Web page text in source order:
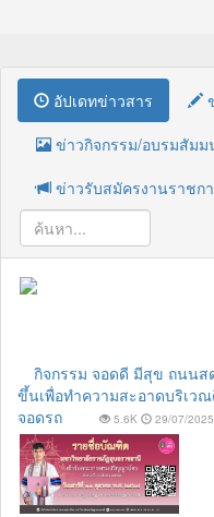
อัปเดทข่าวสาร
ข่าวกิจกรรม/อบรมสัมม
ข่าวรับสมัครงานราชก
กิจกรรม จอดดี มีสุข ถนนส
ขึ้นเพื่อทำความสะอาดบริเว
จอดรถ
5.6K 29/07/